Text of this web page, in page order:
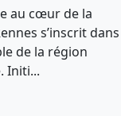
au cœur de la
s’inscrit dans
de la région
Initi...